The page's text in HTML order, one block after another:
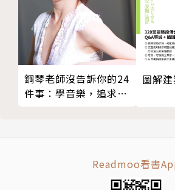
紅蘿蔔兔
逗趣浣熊
活潑松鼠
聰明狐狸
溫順小熊貓
帥氣北極狼
鋼琴老師沒告訴你的24
件事：學音樂，追求什
圖解
Readmoo看書